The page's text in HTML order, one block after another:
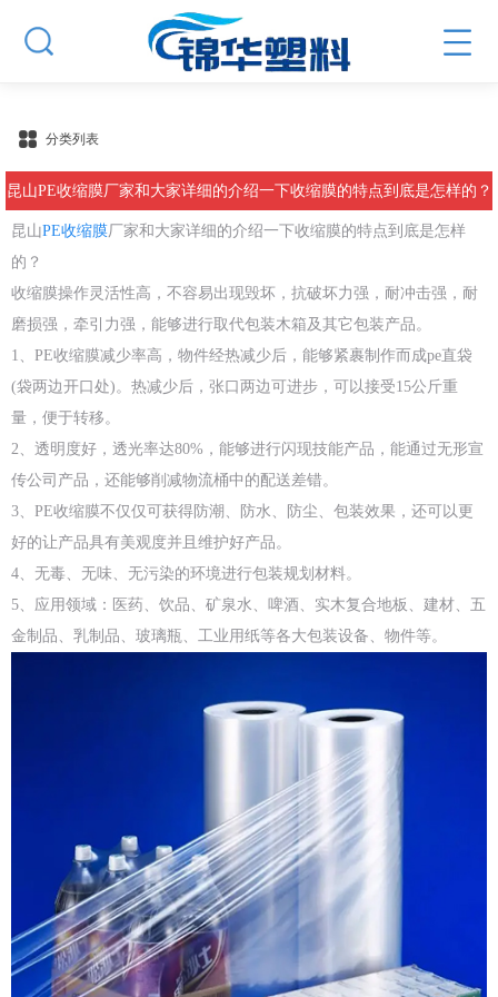
分类列表
昆山PE收缩膜厂家和大家详细的介绍一下收缩膜的特点到底是怎样的？
昆山PE收缩膜厂家和大家详细的介绍一下收缩膜的特点到底是怎样
的？
收缩膜操作灵活性高，不容易出现毁坏，抗破坏力强，耐冲击强，耐
磨损强，牵引力强，能够进行取代包装木箱及其它包装产品。
1、PE收缩膜减少率高，物件经热减少后，能够紧裹制作而成pe直袋
(袋两边开口处)。热减少后，张口两边可进步，可以接受15公斤重
量，便于转移。
2、透明度好，透光率达80%，能够进行闪现技能产品，能通过无形宣
传公司产品，还能够削减物流桶中的配送差错。
3、PE收缩膜不仅仅可获得防潮、防水、防尘、包装效果，还可以更
好的让产品具有美观度并且维护好产品。
4、无毒、无味、无污染的环境进行包装规划材料。
5、应用领域：医药、饮品、矿泉水、啤酒、实木复合地板、建材、五
金制品、乳制品、玻璃瓶、工业用纸等各大包装设备、物件等。